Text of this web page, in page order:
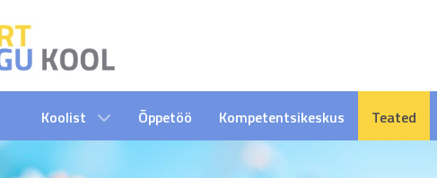
Koolist Õppetöö Kompetentsikeskus Teated